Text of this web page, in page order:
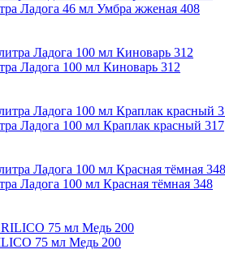
Ладога 46 мл Умбра жженая 408
Ладога 100 мл Киноварь 312
Ладога 100 мл Краплак красный 317
Ладога 100 мл Красная тёмная 348
75 мл Медь 200